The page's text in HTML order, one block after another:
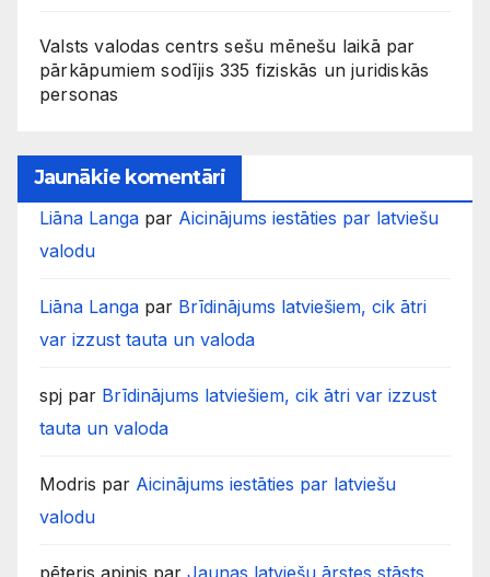
Valsts valodas centrs sešu mēnešu laikā par
pārkāpumiem sodījis 335 fiziskās un juridiskās
personas
Jaunākie komentāri
Liāna Langa par Aicinājums iestāties par latviešu
valodu
Liāna Langa par Brīdinājums latviešiem, cik ātri
var izzust tauta un valoda
spj par Brīdinājums latviešiem, cik ātri var izzust
tauta un valoda
Modris par Aicinājums iestāties par latviešu
valodu
pēteris apinis par Jaunas latviešu ārstes stāsts